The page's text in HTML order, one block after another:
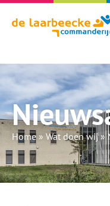
Home» Wat doen wij»